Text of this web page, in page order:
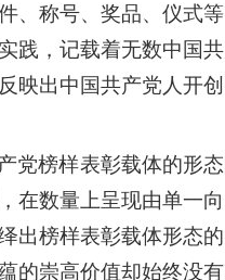
、称号、奖品、仪式
践，记载着无数中国
映出中国共产党人开
党榜样表彰载体的形
在数量上呈现由单一
出榜样表彰载体形态
的崇高价值却始终没